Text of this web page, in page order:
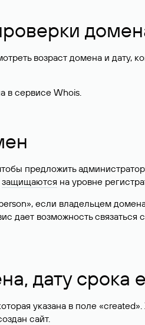
возраст домена и дату,
в сервисе Whois.
предложить
защищаются на уровне
если владельцем
дает возможность
дату срока
указана в поле
сайт.